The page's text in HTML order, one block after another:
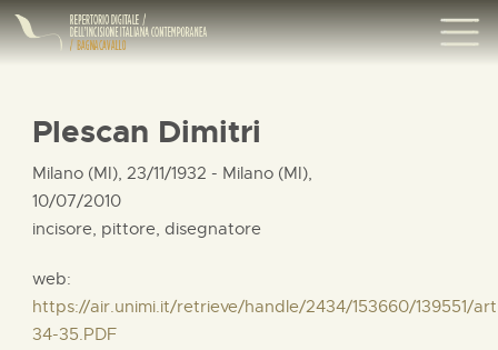
Plescan Dimitri
Milano (MI), 23/11/1932 - Milano (MI),
10/07/2010
incisore, pittore, disegnatore
web:
https://air.unimi.it/retrieve/handle/2434/153660/139551/
34-35.PDF